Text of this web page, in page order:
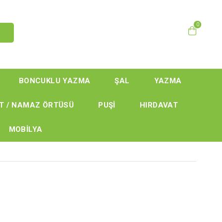
0
BONCUKLU YAZMA ŞAL YAZMA
/ NAMAZ ÖRTÜSÜ PUŞİ HIRDAVAT
MOBİLYA